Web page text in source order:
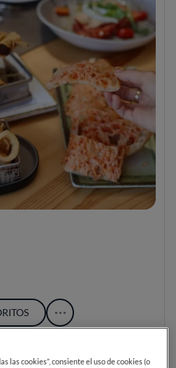
las cookies”, consiente el uso de cookies (o